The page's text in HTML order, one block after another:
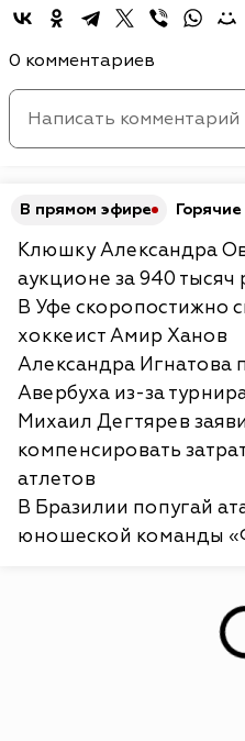
0 комментариев
В прямом эфире
Клюшку Александра
аукционе за 940 тысяч
В Уфе скоропостижно
хоккеист Амир Ханов
Александра Игнатова
Авербуха из-за
Михаил Дегтярев
компенсировать
атлетов
В Бразилии попугай
юношеской команды